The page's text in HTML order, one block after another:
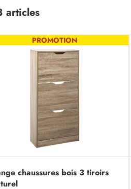
PROMOTION
chaussures bois 3 tiroirs
articles